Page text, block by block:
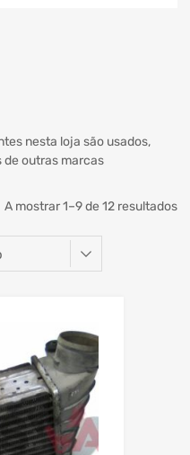
nesta loja são usados,
de outras marcas
A mostrar 1–9 de 12 resultados